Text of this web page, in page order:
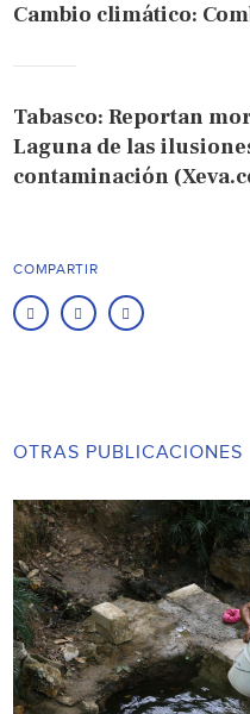
Cambio climático:
Tabasco: Reportan
Laguna de las
contaminación
COMPARTIR
OTRAS PUBLICACIONES